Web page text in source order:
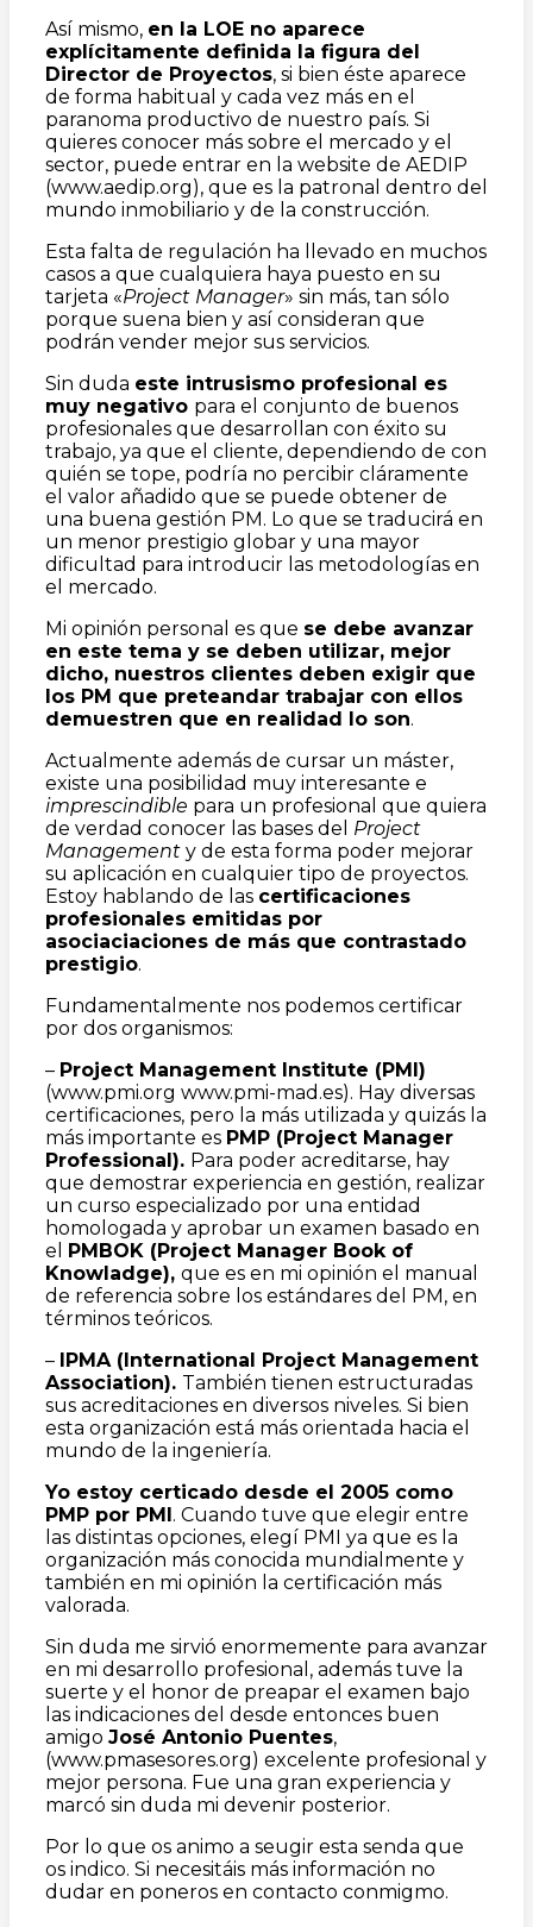
Así mismo, en la LOE no aparece
explícitamente definida la figura del
Director de Proyectos, si bien éste aparece
de forma habitual y cada vez más en el
paranoma productivo de nuestro país. Si
quieres conocer más sobre el mercado y el
sector, puede entrar en la website de AEDIP
(www.aedip.org), que es la patronal dentro del
mundo inmobiliario y de la construcción.
Esta falta de regulación ha llevado en muchos
casos a que cualquiera haya puesto en su
tarjeta «Project Manager» sin más, tan sólo
porque suena bien y así consideran que
podrán vender mejor sus servicios.
Sin duda este intrusismo profesional es
muy negativo para el conjunto de buenos
profesionales que desarrollan con éxito su
trabajo, ya que el cliente, dependiendo de con
quién se tope, podría no percibir cláramente
el valor añadido que se puede obtener de
una buena gestión PM. Lo que se traducirá en
un menor prestigio globar y una mayor
dificultad para introducir las metodologías en
el mercado.
Mi opinión personal es que se debe avanzar
en este tema y se deben utilizar, mejor
dicho, nuestros clientes deben exigir que
los PM que preteandar trabajar con ellos
demuestren que en realidad lo son.
Actualmente además de cursar un máster,
existe una posibilidad muy interesante e
imprescindible para un profesional que quiera
de verdad conocer las bases del Project
Management y de esta forma poder mejorar
su aplicación en cualquier tipo de proyectos.
Estoy hablando de las certificaciones
profesionales emitidas por
asociaciaciones de más que contrastado
prestigio.
Fundamentalmente nos podemos certificar
por dos organismos:
– Project Management Institute (PMI)
(www.pmi.org www.pmi-mad.es). Hay diversas
certificaciones, pero la más utilizada y quizás la
más importante es PMP (Project Manager
Professional). Para poder acreditarse, hay
que demostrar experiencia en gestión, realizar
un curso especializado por una entidad
homologada y aprobar un examen basado en
el PMBOK (Project Manager Book of
Knowladge), que es en mi opinión el manual
de referencia sobre los estándares del PM, en
términos teóricos.
– IPMA (International Project Management
Association). También tienen estructuradas
sus acreditaciones en diversos niveles. Si bien
esta organización está más orientada hacia el
mundo de la ingeniería.
Yo estoy certicado desde el 2005 como
PMP por PMI. Cuando tuve que elegir entre
las distintas opciones, elegí PMI ya que es la
organización más conocida mundialmente y
también en mi opinión la certificación más
valorada.
Sin duda me sirvió enormemente para avanzar
en mi desarrollo profesional, además tuve la
suerte y el honor de preapar el examen bajo
las indicaciones del desde entonces buen
amigo José Antonio Puentes,
(www.pmasesores.org) excelente profesional y
mejor persona. Fue una gran experiencia y
marcó sin duda mi devenir posterior.
Por lo que os animo a seugir esta senda que
os indico. Si necesitáis más información no
dudar en poneros en contacto conmigmo.